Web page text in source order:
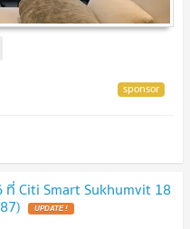
Citi Smart Sukhumvit 18